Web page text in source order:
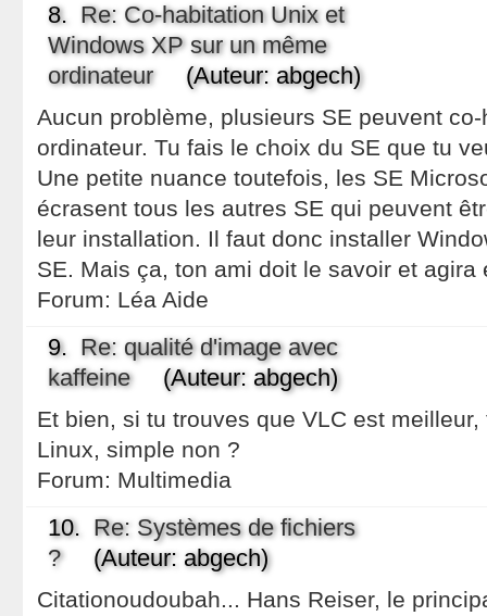
8. Re: Co-habitation Unix et
Windows XP sur un même
ordinateur(Auteur: abgech)
Aucun problème, plusieurs SE peuvent
ordinateur. Tu fais le choix du SE que tu
Une petite nuance toutefois, les SE
écrasent tous les autres SE qui peuvent
leur installation. Il faut donc installer
SE. Mais ça, ton ami doit le savoir et agira
Forum: Léa Aide
9. Re: qualité d'image avec
kaffeine(Auteur: abgech)
Et bien, si tu trouves que VLC est
Linux, simple non ?
Forum: Multimedia
10. Re: Systèmes de fichiers
?(Auteur: abgech)
Citationoudoubah... Hans Reiser, le